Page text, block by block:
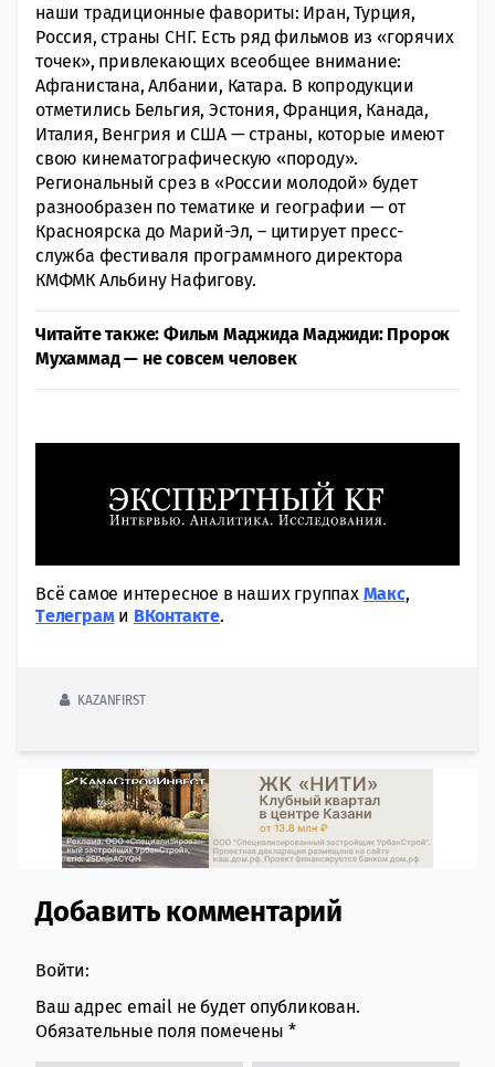
наши традиционные фавориты: Иран, Турция,
Россия, страны СНГ. Есть ряд фильмов из «горячих
точек», привлекающих всеобщее внимание:
Афганистана, Албании, Катара. В копродукции
отметились Бельгия, Эстония, Франция, Канада,
Италия, Венгрия и США — страны, которые имеют
свою кинематографическую «породу».
Региональный срез в «России молодой» будет
разнообразен по тематике и географии — от
Красноярска до Марий-Эл, – цитирует пресс-
служба фестиваля программного директора
КМФМК Альбину Нафигову.
Читайте также: Фильм Маджида Маджиди: Пророк
Мухаммад — не совсем человек
Всё самое интересное в наших группах Макс,
Tелеграми ВКонтакте.
KAZANFIRST
Comment section
Добавить комментарий
Войти:
Ваш адрес email не будет опубликован.
Обязательные поля помечены *